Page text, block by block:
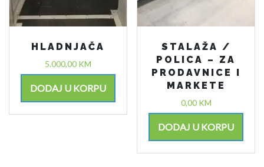
HLADNJAČA
5.000,00 KM
DODAJ U KORPU
STALAŽA /
POLICA – ZA
PRODAVNICE I
MARKETE
0,00 KM
DODAJ U KORPU